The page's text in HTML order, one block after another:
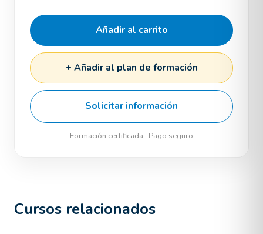
Añadir al carrito
+ Añadir al plan de formación
Solicitar información
Formación certificada · Pago seguro
Cursos relacionados